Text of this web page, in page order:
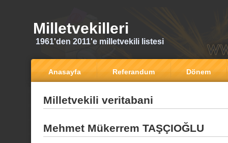
Milletvekilleri
1961'den 2011'e milletvekili listesi
Anasayfa Referandum Dönem
Milletvekili veritabani
Mehmet Mükerrem TAŞÇIOĞLU